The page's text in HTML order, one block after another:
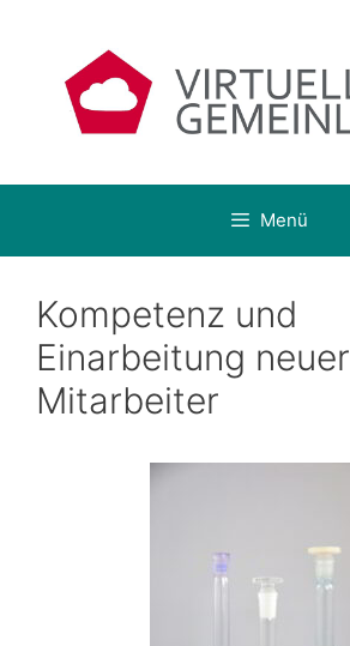
springen
Menü
Kompetenz und
Einarbeitung neuer
Mitarbeiter